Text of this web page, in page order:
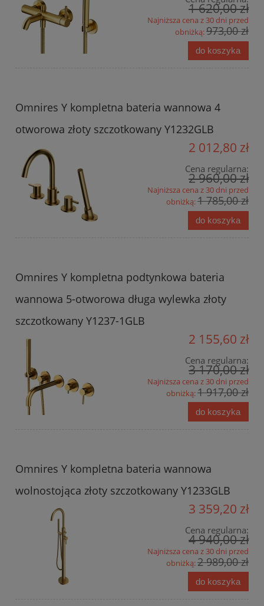
1 620,00 zł
Najniższa cena z 30 dni przed
obniżką:973,00 zł
do koszyka
Omnires Y kompletna bateria wannowa 4
otworowa złoty szczotkowany Y1232GLB
2 012,80 zł
Cena regularna:
2 960,00 zł
Najniższa cena z 30 dni przed
obniżką:1 785,00 zł
do koszyka
Omnires Y kompletna podtynkowa bateria
wannowa 5-otworowa długa wylewka złoty
szczotkowany Y1237-1GLB
2 155,60 zł
Cena regularna:
3 170,00 zł
Najniższa cena z 30 dni przed
obniżką:1 917,00 zł
do koszyka
Omnires Y kompletna bateria wannowa
wolnostojąca złoty szczotkowany Y1233GLB
3 359,20 zł
Cena regularna:
4 940,00 zł
Najniższa cena z 30 dni przed
obniżką:2 989,00 zł
do koszyka